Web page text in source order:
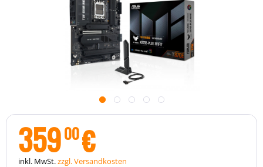
35900€
inkl. MwSt.zzgl. Versandkosten